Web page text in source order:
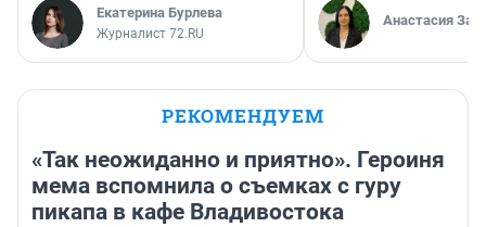
Екатерина Бурлева
Журналист 72.RU
Анастасия
РЕКОМЕНДУЕМ
«Так неожиданно и приятно». Героиня
мема вспомнила о съемках с гуру
пикапа в кафе Владивостока